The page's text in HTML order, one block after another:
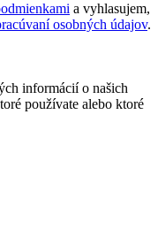
a vyhlasujem,
osobných údajov.
informácií o našich
používate alebo ktoré